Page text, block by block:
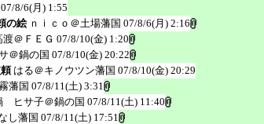
07/8/6(月) 1:55
の絵 ｎｉｃｏ＠土場藩国 07/8/6(月) 2:16
渡＠ＦＥＧ 07/8/10(金) 1:20
＠鍋の国 07/8/10(金) 20:22
はる＠キノウツン藩国 07/8/10(金) 20:29
藩国 07/8/11(土) 3:31
ヒサ子＠鍋の国 07/8/11(土) 11:40
し藩国 07/8/11(土) 17:51